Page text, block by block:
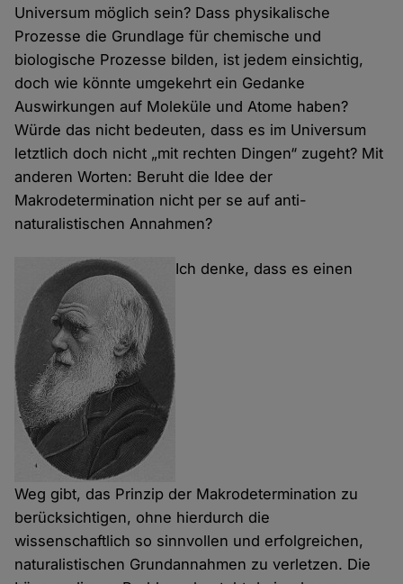
Universum möglich sein? Dass physikalische
Prozesse die Grundlage für chemische und
biologische Prozesse bilden, ist jedem einsichtig,
doch wie könnte umgekehrt ein Gedanke
Auswirkungen auf Moleküle und Atome haben?
Würde das nicht bedeuten, dass es im Universum
letztlich doch nicht „mit rechten Dingen“ zugeht? Mit
anderen Worten: Beruht die Idee der
Makrodetermination nicht per se auf anti-
naturalistischen Annahmen?
Ich denke, dass es einen
Weg gibt, das Prinzip der Makrodetermination zu
berücksichtigen, ohne hierdurch die
wissenschaftlich so sinnvollen und erfolgreichen,
naturalistischen Grundannahmen zu verletzen. Die